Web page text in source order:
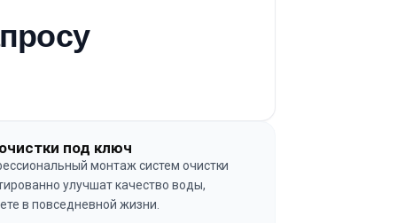
под ключ
монтаж систем очистки
улучшат качество воды,
в повседневной жизни.